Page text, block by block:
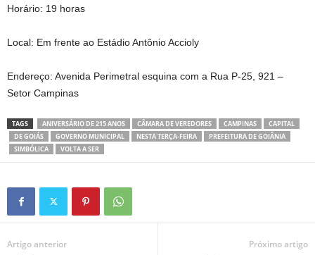
Horário: 19 horas
Local: Em frente ao Estádio Antônio Accioly
Endereço: Avenida Perimetral esquina com a Rua P-25, 921 –
Setor Campinas
TAGS ANIVERSÁRIO DE 215 ANOS CÂMARA DE VEREDORES CAMPINAS
CAPITAL
DE GOIÁS
GOVERNO MUNICIPAL NESTA TERÇA-FEIRA
PREFEITURA DE GOIÂNIA
SIMBÓLICA
VOLTA A SER
Artigo anterior Próximo artigo